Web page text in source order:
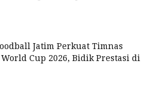
Jatim Perkuat Timnas
Cup 2026, Bidik Prestasi di